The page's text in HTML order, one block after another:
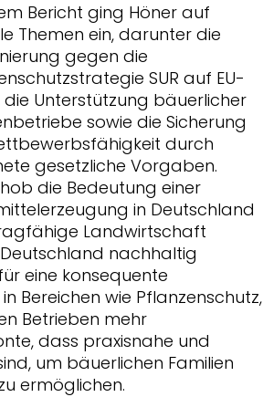
Bericht ging Höner auf
Themen ein, darunter die
gegen die
SUR auf EU-
die Unterstützung bäuerlicher
sowie die Sicherung
durch
gesetzliche Vorgaben.
die Bedeutung einer
in Deutschland
Landwirtschaft
nachhaltig
eine konsequente
Bereichen wie Pflanzenschutz,
Betrieben mehr
dass praxisnahe und
um bäuerlichen Familien
ermöglichen.